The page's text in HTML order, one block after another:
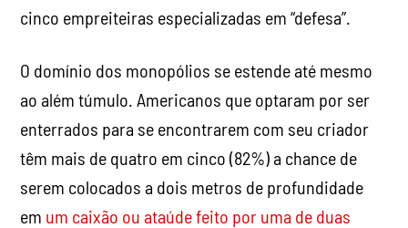
cinco empreiteiras especializadas em “defesa”.
O domínio dos monopólios se estende até mesmo
ao além túmulo. Americanos que optaram por ser
enterrados para se encontrarem com seu criador
têm mais de quatro em cinco (82%) a chance de
serem colocados a dois metros de profundidade
em um caixão ou ataúde feito por uma de duas